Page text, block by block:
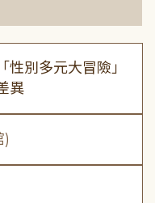
性別多元大冒險」
異
)